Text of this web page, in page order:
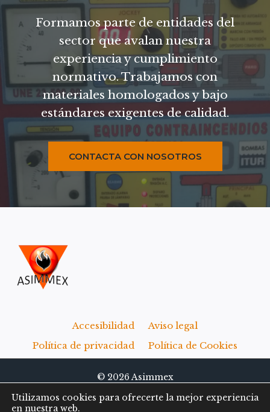
Formamos parte de entidades del
sector que avalan nuestra
experiencia y cumplimiento
normativo. Trabajamos con
materiales homologados y bajo
estándares exigentes de calidad.
CONTACTA CON NOSOTROS
Accesibilidad
Aviso legal
Política de privacidad
Política de Cookies
© 2026 Asimmex
Utilizamos cookies para ofrecerte la mejor experiencia
en nuestra web.